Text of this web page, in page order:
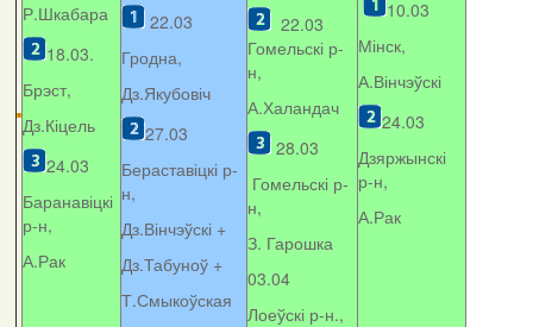
Р.Шкабара
18.03.
Брэст,
Дз.Кіцель
24.03
Баранавіцкі
р-н,
А.Рак
22.03
Гродна,
Дз.Якубовіч
27.03
Бераставіцкі р-
н,
Дз.Вінчэўскі +
Дз.Табуноў +
Т.Смыкоўская
22.03
Гомельскі р-
н,
А.Халандач
28.03
Гомельскі р-
н,
З. Гарошка
03.04
Лоеўскі р-н.,
10.03
Мінск,
А.Вінчэўскі
24.03
Дзяржынскі
р-н,
А.Рак